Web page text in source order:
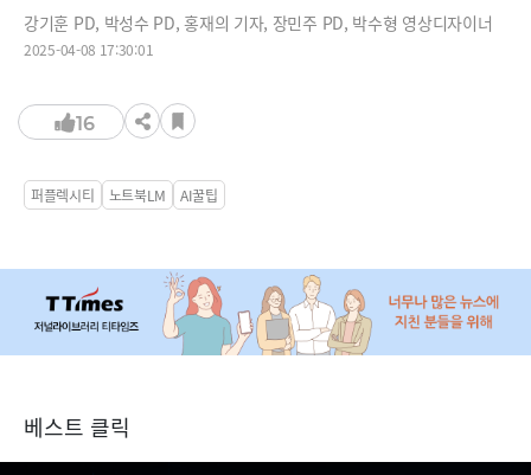
강기훈 PD, 박성수 PD, 홍재의 기자, 장민주 PD, 박수형 영상디자이너
2025-04-08 17:30:01
16
퍼플렉시티 노트북LM AI꿀팁
베스트 클릭